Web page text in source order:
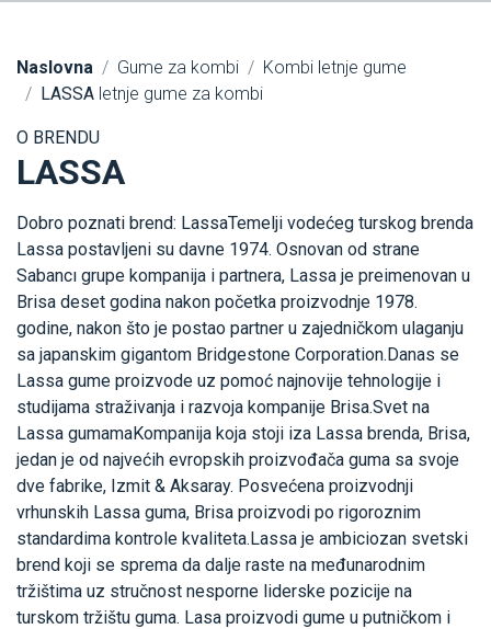
Naslovna Gume za kombi
Kombi letnje gume
LASSA letnje gume za kombi
O BRENDU
LASSA
Dobro poznati brend: LassaTemelji vodećeg turskog brenda
Lassa postavljeni su davne 1974. Osnovan od strane
Sabancı grupe kompanija i partnera, Lassa je preimenovan u
Brisa deset godina nakon početka proizvodnje 1978.
godine, nakon što je postao partner u zajedničkom ulaganju
sa japanskim gigantom Bridgestone Corporation.Danas se
Lassa gume proizvode uz pomoć najnovije tehnologije i
studijama straživanja i razvoja kompanije Brisa.Svet na
Lassa gumamaKompanija koja stoji iza Lassa brenda, Brisa,
jedan je od najvećih evropskih proizvođača guma sa svoje
dve fabrike, Izmit & Aksaray. Posvećena proizvodnji
vrhunskih Lassa guma, Brisa proizvodi po rigoroznim
standardima kontrole kvaliteta.Lassa je ambiciozan svetski
brend koji se sprema da dalje raste na međunarodnim
tržištima uz stručnost nesporne liderske pozicije na
turskom tržištu guma. Lasa proizvodi gume u putničkom i